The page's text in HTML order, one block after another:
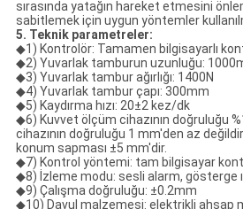
sırasında yatağın hareket etmesini
sabitlemek için uygun yöntemler
5. Teknik parametreler:
◆1) Kontrolör: Tamamen bilgisayarlı
◆2) Yuvarlak tamburun uzunluğu:
◆3) Yuvarlak tambur ağırlığı: 1400N
◆4) Yuvarlak tambur çapı: 300mm
◆5) Kaydırma hızı: 20±2 kez/dk
◆6) Kuvvet ölçüm cihazının doğruluğu
cihazının doğruluğu 1 mm'den az
konum sapması ±5 mm'dir.
◆7) Kontrol yöntemi: tam bilgisayar
◆8) İzleme modu: sesli alarm, gösterge
◆9) Çalışma doğruluğu: ±0.2mm
◆10) Davul malzemesi: elektrikli ahşap